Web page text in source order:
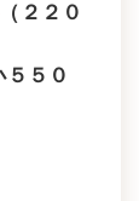
（２２０
５０